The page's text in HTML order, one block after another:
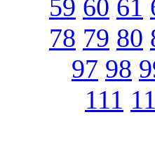
59 60 61
78 79 80
97 98
111